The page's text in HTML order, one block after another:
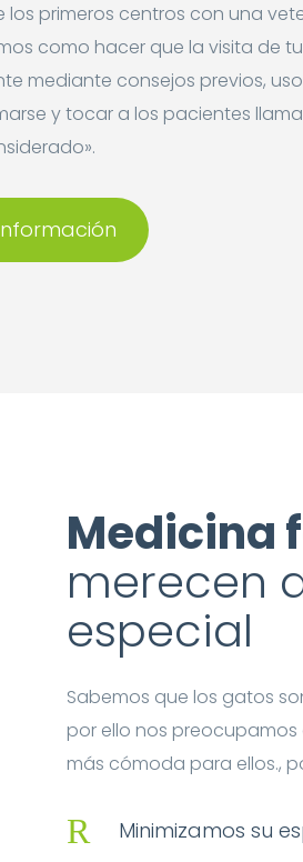
los primeros centros con una
como hacer que la visita de
mediante consejos previos,
y tocar a los pacientes
Medicina
merecen
especial
Sabemos que los gatos
por ello nos
más cómoda para ellos.,
R Minimizamos su